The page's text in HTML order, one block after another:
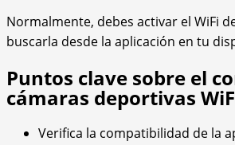
Normalmente, debes activar el WiFi
buscarla desde la aplicación en tu
Puntos clave sobre el
cámaras deportivas
Verifica la compatibilidad de la